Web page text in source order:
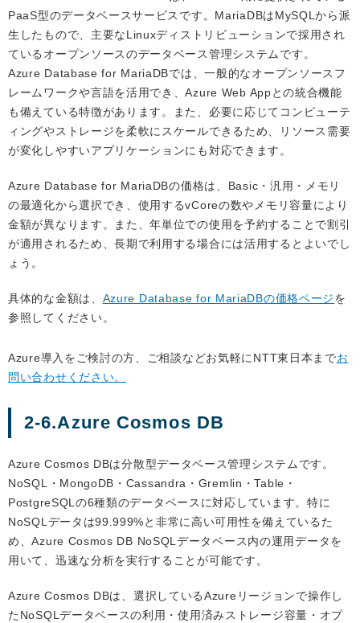
PaaS型のデータベースサービスです。MariaDBはMySQLから派
生したもので、主要なLinuxディストリビューションで採用され
ているオープンソースのデータベース管理システムです。
Azure Database for MariaDBでは、一般的なオープンソースフ
レームワークや言語を活用でき、Azure Web Appとの統合機能
も備えている特徴があります。また、必要に応じてコンピューテ
ィングやストレージを柔軟にスケールできるため、リソース需要
が変化しやすいアプリケーションにも対応できます。
Azure Database for MariaDBの価格は、Basic・汎用・メモリ
の最適化から選択でき、使用するvCoreの数やメモリ容量により
金額が異なります。また、年単位での使用を予約することで割引
が適用されるため、長期で利用する場合には活用するとよいでし
ょう。
具体的な金額は、 Azure Database for MariaDBの価格ページを
参照してください。
Azure導入をご検討の方、ご相談などお気軽にNTT東日本までお
問い合わせください。
2-6.Azure Cosmos DB
Azure Cosmos DBは分散型データベース管理システムです。
NoSQL・MongoDB・Cassandra・Gremlin・Table・
PostgreSQLの6種類のデータベースに対応しています。特に
NoSQLデータは99.999%と非常に高い可用性を備えているた
め、Azure Cosmos DB NoSQLデータベース内の運用データを
用いて、迅速な分析を実行することが可能です。
Azure Cosmos DBは、選択しているAzureリージョンで操作し
たNoSQLデータベースの利用・使用済みストレージ容量・オプ